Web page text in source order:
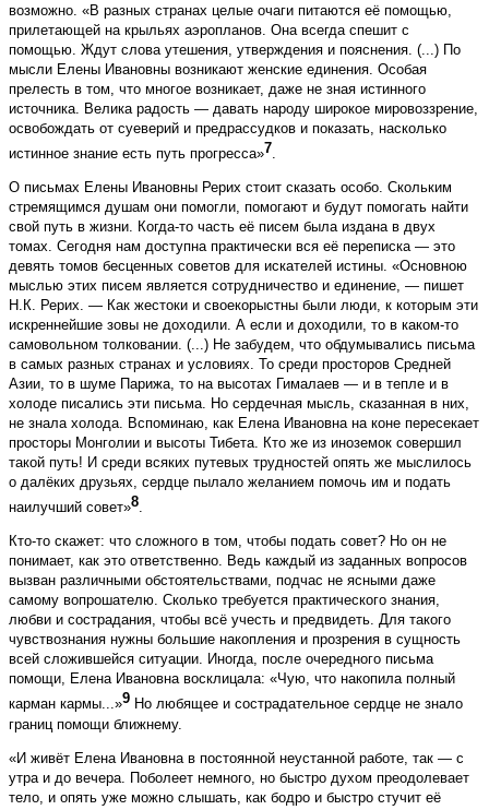
возможно. «В разных странах целые очаги питаются её помощью,
прилетающей на крыльях аэропланов. Она всегда спешит с
помощью. Ждут слова утешения, утверждения и пояснения. (...) По
мысли Елены Ивановны возникают женские единения. Особая
прелесть в том, что многое возникает, даже не зная истинного
источника. Велика радость — давать народу широкое мировоззрение,
освобождать от суеверий и предрассудков и показать, насколько
истинное знание есть путь прогресса»7.
О письмах Елены Ивановны Рерих стоит сказать особо. Скольким
стремящимся душам они помогли, помогают и будут помогать найти
свой путь в жизни. Когда-то часть её писем была издана в двух
томах. Сегодня нам доступна практически вся её переписка — это
девять томов бесценных советов для искателей истины. «Основною
мыслью этих писем является сотрудничество и единение, — пишет
Н.К. Рерих. — Как жестоки и своекорыстны были люди, к которым эти
искреннейшие зовы не доходили. А если и доходили, то в каком-то
самовольном толковании. (...) Не забудем, что обдумывались письма
в самых разных странах и условиях. То среди просторов Средней
Азии, то в шуме Парижа, то на высотах Гималаев — и в тепле и в
холоде писались эти письма. Но сердечная мысль, сказанная в них,
не знала холода. Вспоминаю, как Елена Ивановна на коне пересекает
просторы Монголии и высоты Тибета. Кто же из иноземок совершил
такой путь! И среди всяких путевых трудностей опять же мыслилось
о далёких друзьях, сердце пылало желанием помочь им и подать
наилучший совет»8.
Кто-то скажет: что сложного в том, чтобы подать совет? Но он не
понимает, как это ответственно. Ведь каждый из заданных вопросов
вызван различными обстоятельствами, подчас не ясными даже
самому вопрошателю. Сколько требуется практического знания,
любви и сострадания, чтобы всё учесть и предвидеть. Для такого
чувствознания нужны большие накопления и прозрения в сущность
всей сложившейся ситуации. Иногда, после очередного письма
помощи, Елена Ивановна восклицала: «Чую, что накопила полный
карман кармы...»9 Но любящее и сострадательное сердце не знало
границ помощи ближнему.
«И живёт Елена Ивановна в постоянной неустанной работе, так — с
утра и до вечера. Поболеет немного, но быстро духом преодолевает
тело, и опять уже можно слышать, как бодро и быстро стучит её